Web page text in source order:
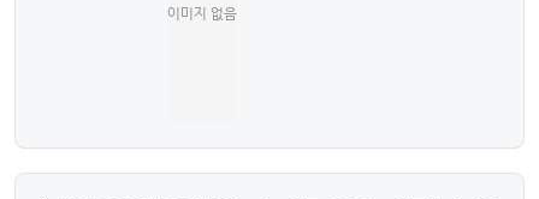
이미지 없음